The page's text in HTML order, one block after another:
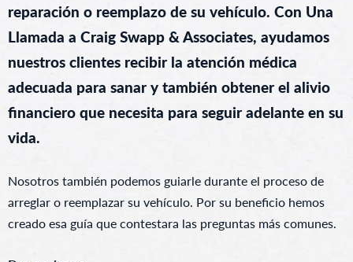
reparación o reemplazo de su vehículo. Con Una
Llamada a Craig Swapp & Associates, ayudamos
nuestros clientes recibir la atención médica
adecuada para sanar y también obtener el alivio
financiero que necesita para seguir adelante en su
vida.
Nosotros también podemos guiarle durante el proceso de
arreglar o reemplazar su vehículo. Por su beneficio hemos
creado esa guía que contestara las preguntas más comunes.